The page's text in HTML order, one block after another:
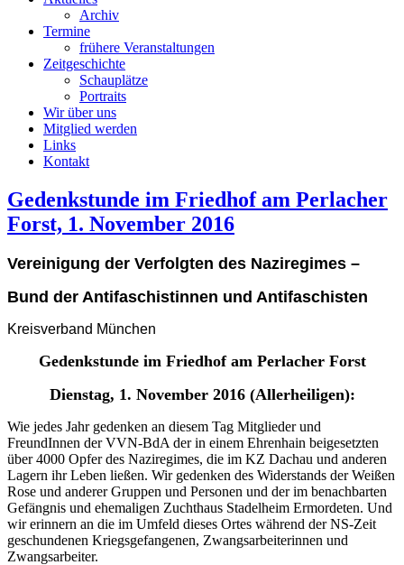
Archiv
Termine
frühere Veranstaltungen
Zeitgeschichte
Schauplätze
Portraits
Wir über uns
Mitglied werden
Links
Kontakt
Gedenkstunde im Friedhof am Perlacher
Forst, 1. November 2016
Vereinigung der Verfolgten des Naziregimes –
Bund der Antifaschistinnen und Antifaschisten
Kreisverband München
Gedenkstunde im Friedhof am Perlacher Forst
Dienstag, 1. November 2016 (Allerheiligen):
Wie jedes Jahr gedenken an diesem Tag Mitglieder und
FreundInnen der VVN-BdA der in einem Ehrenhain beigesetzten
über 4000 Opfer des Naziregimes, die im KZ Dachau und anderen
Lagern ihr Leben ließen. Wir gedenken des Widerstands der Weißen
Rose und anderer Gruppen und Personen und der im benachbarten
Gefängnis und ehemaligen Zuchthaus Stadelheim Ermordeten. Und
wir erinnern an die im Umfeld dieses Ortes während der NS-Zeit
geschundenen Kriegsgefangenen, Zwangsarbeiterinnen und
Zwangsarbeiter.